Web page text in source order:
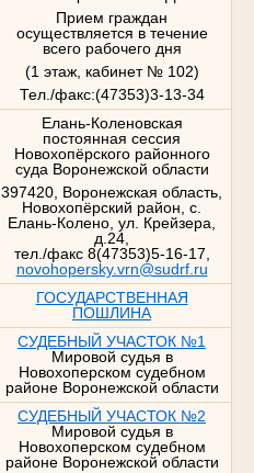
Прием граждан
осуществляется в течение
всего рабочего дня
(1 этаж, кабинет № 102)
Тел./факс:(47353)3-13-34
Елань-Коленовская
постоянная сессия
Новохопёрского районного
суда Воронежской области
397420, Воронежская область,
Новохопёрский район, с.
Елань-Колено, ул. Крейзера,
д.24,
тел./факс 8(47353)5-16-17,
novohopersky.vrn@sudrf.ru
ГОСУДАРСТВЕННАЯ
ПОШЛИНА
СУДЕБНЫЙ УЧАСТОК №1
Мировой судья в
Новохоперском судебном
районе Воронежской области
СУДЕБНЫЙ УЧАСТОК №2
Мировой судья в
Новохоперском судебном
районе Воронежской области